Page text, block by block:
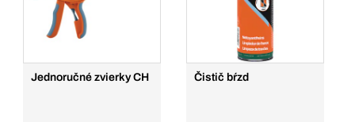
Jednoručné zvierky CH Čistič bŕzd